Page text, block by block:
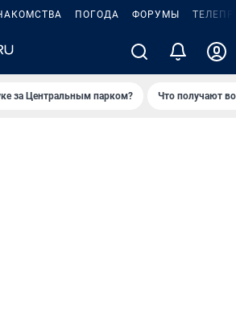
ПОГОДА ФОРУМЫ
за Центральным парком? Что получают